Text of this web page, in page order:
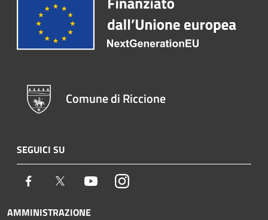
Comune di Riccione
SEGUICI SU
Facebook Twitter YoutubeInstagram
AMMINISTRAZIONE